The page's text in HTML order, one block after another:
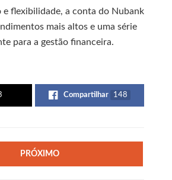
e flexibilidade, a conta do Nubank
mais altos e uma série
para a gestão financeira.
Compartilhar 148
PRÓXIMO